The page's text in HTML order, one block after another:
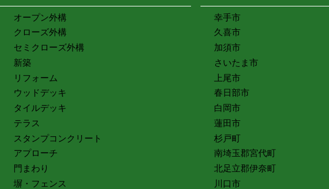
オープン外構
クローズ外構
セミクローズ外構
新築
リフォーム
ウッドデッキ
タイルデッキ
テラス
スタンプコンクリート
アプローチ
門まわり
塀・フェンス
幸手市
久喜市
加須市
さいたま市
上尾市
春日部市
白岡市
蓮田市
杉戸町
南埼玉郡宮代町
北足立郡伊奈町
川口市